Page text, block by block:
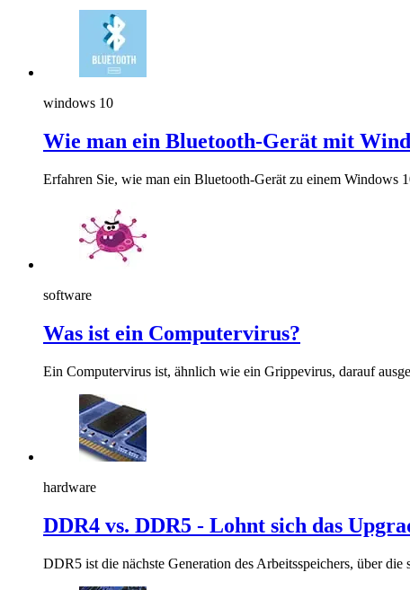
windows 10
Wie man ein Bluetooth-Gerät mit
Erfahren Sie, wie man ein Bluetooth-Gerät zu einem
software
Was ist ein Computervirus?
Ein Computervirus ist, ähnlich wie ein Grippevirus, darauf
hardware
DDR4 vs. DDR5 - Lohnt sich das
DDR5 ist die nächste Generation des Arbeitsspeichers, über